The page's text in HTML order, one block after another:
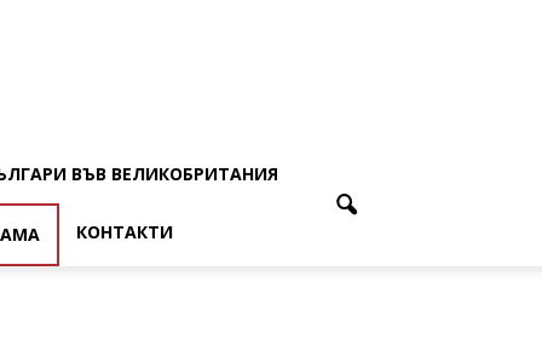
ВЪВ ВЕЛИКОБРИТАНИЯ
КОНТАКТИ